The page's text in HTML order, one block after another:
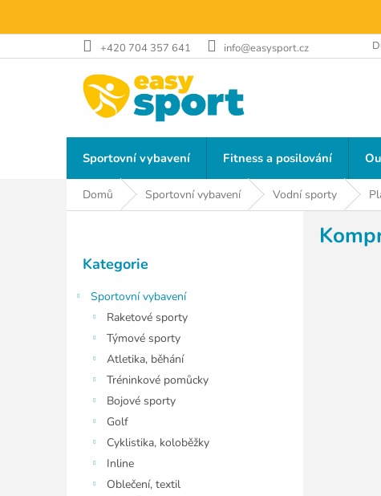
obsah
+420 704 357 641 info@easysport.cz
Sportovní vybavení Fitness a posilování
Domů Sportovní vybavení Vodní sporty
P
kategorie
Kategorie
Sportovní vybavení
Raketové sporty
Týmové sporty
Atletika, běhání
Tréninkové pomůcky
Bojové sporty
Golf
Cyklistika, koloběžky
Inline
Oblečení, textil